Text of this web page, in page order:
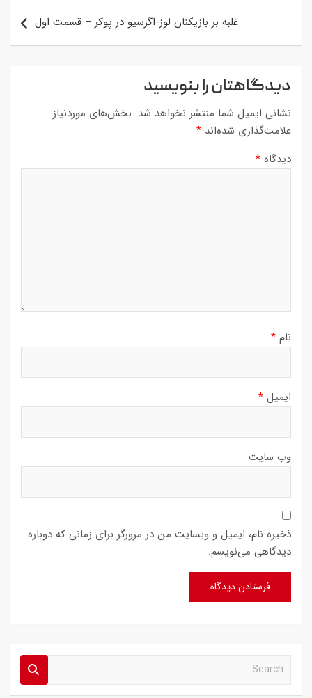
غلبه بر بازیکنان لوز-اگرسیو در پوکر – قسمت اول
دیدگاهتان را بنویسید
نشانی ایمیل شما منتشر نخواهد شد. بخش‌های موردنیاز
علامت‌گذاری شده‌اند *
دیدگاه *
نام *
ایمیل *
وب‌ سایت
ذخیره نام، ایمیل و وبسایت من در مرورگر برای زمانی که دوباره
دیدگاهی می‌نویسم.